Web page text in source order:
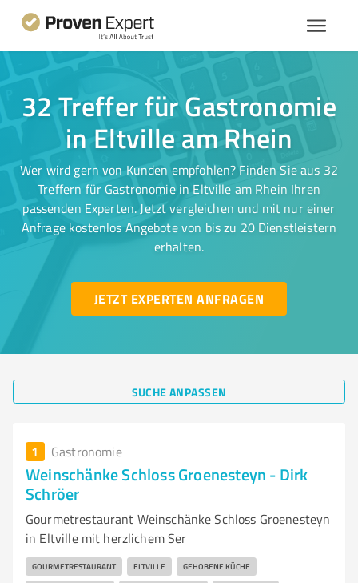
32 Treffer für Gastronomie
in Eltville am Rhein
Wer wird gern von Kunden empfohlen? Finden Sie aus 32
Treffern für Gastronomie in Eltville am Rhein Ihren
passenden Experten. Jetzt vergleichen und mit nur einer
Anfrage kostenlos Angebote von bis zu 20 Dienstleistern
erhalten.
JETZT EXPERTEN ANFRAGEN
SUCHE ANPASSEN
1 Gastronomie
Weinschänke Schloss Groenesteyn - Dirk
Schröer
Gourmetrestaurant Weinschänke Schloss Groenesteyn
in Eltville mit herzlichem Ser
GOURMETRESTAURANT ELTVILLE GEHOBENE KÜCHE